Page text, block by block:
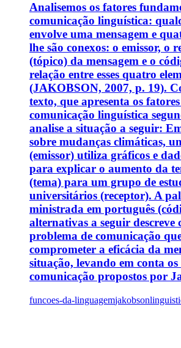
Analisemos os fatores
comunicação linguística:
envolve uma mensagem e
lhe são conexos: o emissor, o
(tópico) da mensagem e o
relação entre esses quatro
(JAKOBSON, 2007, p. 19).
texto, que apresenta os
comunicação linguística
analise a situação a seguir:
sobre mudanças climáticas,
(emissor) utiliza gráficos e
para explicar o aumento da
(tema) para um grupo de
universitários (receptor). A
ministrada em português
alternativas a seguir descreve
problema de comunicação
comprometer a eficácia da
situação, levando em conta os
comunicação propostos por
funcoes-da-linguagemjakobson